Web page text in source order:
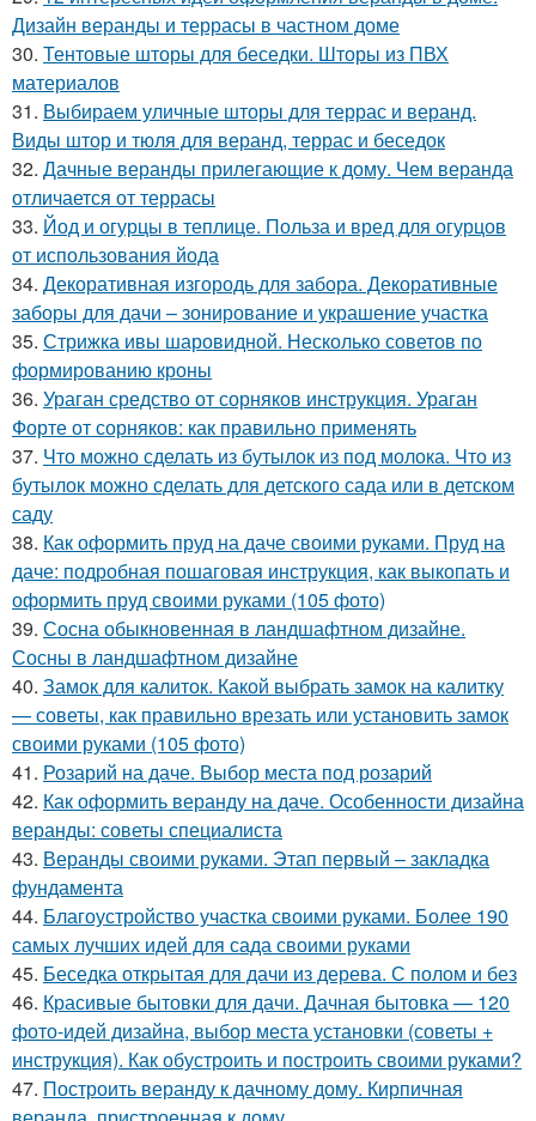
Дизайн веранды и террасы в частном доме
30. Тентовые шторы для беседки. Шторы из ПВХ
материалов
31. Выбираем уличные шторы для террас и веранд.
Виды штор и тюля для веранд, террас и беседок
32. Дачные веранды прилегающие к дому. Чем веранда
отличается от террасы
33. Йод и огурцы в теплице. Польза и вред для огурцов
от использования йода
34. Декоративная изгородь для забора. Декоративные
заборы для дачи – зонирование и украшение участка
35. Стрижка ивы шаровидной. Несколько советов по
формированию кроны
36. Ураган средство от сорняков инструкция. Ураган
Форте от сорняков: как правильно применять
37. Что можно сделать из бутылок из под молока. Что из
бутылок можно сделать для детского сада или в детском
саду
38. Как оформить пруд на даче своими руками. Пруд на
даче: подробная пошаговая инструкция, как выкопать и
оформить пруд своими руками (105 фото)
39. Сосна обыкновенная в ландшафтном дизайне.
Сосны в ландшафтном дизайне
40. Замок для калиток. Какой выбрать замок на калитку
— советы, как правильно врезать или установить замок
своими руками (105 фото)
41. Розарий на даче. Выбор места под розарий
42. Как оформить веранду на даче. Особенности дизайна
веранды: советы специалиста
43. Веранды своими руками. Этап первый – закладка
фундамента
44. Благоустройство участка своими руками. Более 190
самых лучших идей для сада своими руками
45. Беседка открытая для дачи из дерева. С полом и без
46. Красивые бытовки для дачи. Дачная бытовка — 120
фото-идей дизайна, выбор места установки (советы +
инструкция). Как обустроить и построить своими руками?
47. Построить веранду к дачному дому. Кирпичная